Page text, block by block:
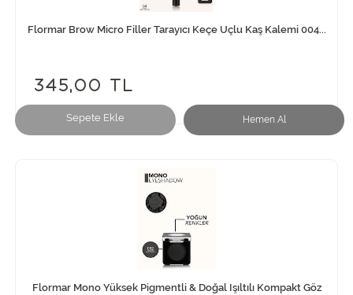
Sepete Ekle Hemen Al
Flormar Brow Micro Filler Tarayıcı Keçe Uçlu Kaş Kalemi 004...
345,00 TL
Flormar Mono Yüksek Pigmentli & Doğal Işıltılı Kompakt Göz